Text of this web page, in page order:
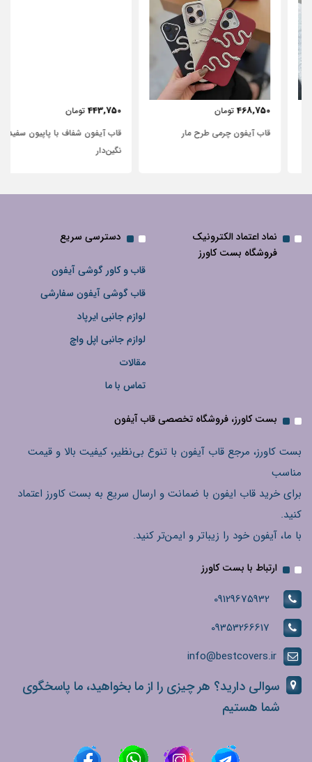
468,750 تومان
قاب آیفون چرمی طرح مار
443,750 تومان
قاب آیفون شفاف با پاپیون سفید و
نگین‌دار
نماد اعتماد الکترونیک
فروشگاه بست کاورز
دسترسی سریع
قاب و کاور گوشی آیفون
قاب گوشی آیفون سفارشی
لوازم جانبی ایرپاد
لوازم جانبی اپل واچ
مقالات
تماس با ما
بست کاورز، فروشگاه تخصصی قاب آیفون
بست کاورز، مرجع قاب آیفون با تنوع بی‌نظیر، کیفیت بالا و قیمت
مناسب
برای خرید قاب ایفون با ضمانت و ارسال سریع به بست کاورز اعتماد
کنید.
با ما، آیفون خود را زیباتر و ایمن‌تر کنید.
ارتباط با بست کاورز
09129675932
09353266617
info@bestcovers.ir
سوالی دارید؟ هر چیزی را از ما بخواهید، ما پاسخگوی
شما هستیم